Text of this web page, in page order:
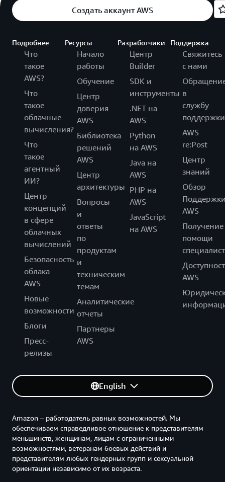
Создать аккаунт AWS
Подробнее
Что
такое
AWS?
Что
такое
облачные
вычисления?
Что
такое
агентный
ИИ?
Центр
концепций
в сфере
облачных
вычислений
Безопасность
облака
AWS
Новые
возможности
Блоги
Пресс-
релизы
Ресурсы
Начало
работы
Обучение
Центр
доверия
AWS
Библиотека
решений
AWS
Центр
архитектуры
Вопросы
и
ответы
по
продуктам
и
техническим
темам
Аналитические
отчеты
Партнеры
AWS
Разработчики
Центр
Builder
SDK и
инструменты
.NET на
AWS
Python
на AWS
Java на
AWS
PHP на
AWS
JavaScript
на AWS
Поддержка
Свяжитесь
с нами
в
службу
поддержки
AWS
re:Post
Центр
знаний
Обзор
AWS
Получение
помощи
AWS
English
Amazon – работодатель равных возможностей. Мы
обеспечиваем справедливое отношение к представителям
меньшинств, женщинам, лицам с ограниченными
возможностями, ветеранам боевых действий и
представителям любых гендерных групп и сексуальной
ориентации независимо от их возраста.